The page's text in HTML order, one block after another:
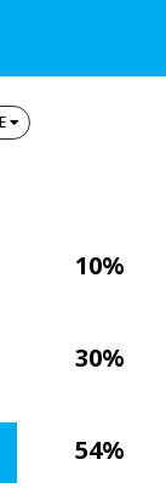
10%
30%
54%